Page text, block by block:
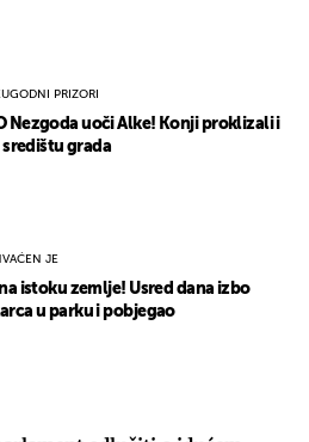
PRIZORI
Nezgoda uoči Alke! Konji proklizali i
središtu grada
JE
istoku zemlje! Usred dana izbo
u parku i pobjegao